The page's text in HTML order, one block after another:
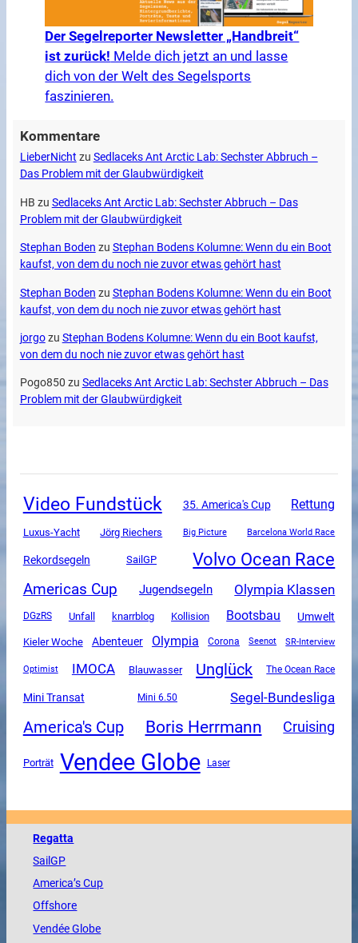
Der Segelreporter Newsletter „Handbreit“
ist zurück! Melde dich jetzt an und lasse
dich von der Welt des Segelsports
faszinieren.
Kommentare
LieberNicht zu Sedlaceks Ant Arctic Lab: Sechster Abbruch –
Das Problem mit der Glaubwürdigkeit
HB zu Sedlaceks Ant Arctic Lab: Sechster Abbruch – Das
Problem mit der Glaubwürdigkeit
Stephan Boden zu Stephan Bodens Kolumne: Wenn du ein Boot
kaufst, von dem du noch nie zuvor etwas gehört hast
Stephan Boden zu Stephan Bodens Kolumne: Wenn du ein Boot
kaufst, von dem du noch nie zuvor etwas gehört hast
jorgozu Stephan Bodens Kolumne: Wenn du ein Boot kaufst,
von dem du noch nie zuvor etwas gehört hast
Pogo850 zu Sedlaceks Ant Arctic Lab: Sechster Abbruch – Das
Problem mit der Glaubwürdigkeit
Video Fundstück 35. America's Cup Rettung
Luxus-Yacht Jörg Riechers Big Picture Barcelona World Race
Rekordsegeln SailGP Volvo Ocean Race
Americas Cup Jugendsegeln Olympia Klassen
DGzRS Unfall knarrblog Kollision Bootsbau Umwelt
Kieler Woche Abenteuer Olympia Corona Seenot SR-Interview
Optimist IMOCA Blauwasser Unglück The Ocean Race
Mini Transat Mini 6.50 Segel-Bundesliga
America's Cup Boris Herrmann Cruising
Porträt Vendee Globe Laser
Regatta
SailGP
America’s Cup
Offshore
VendéeGlobe